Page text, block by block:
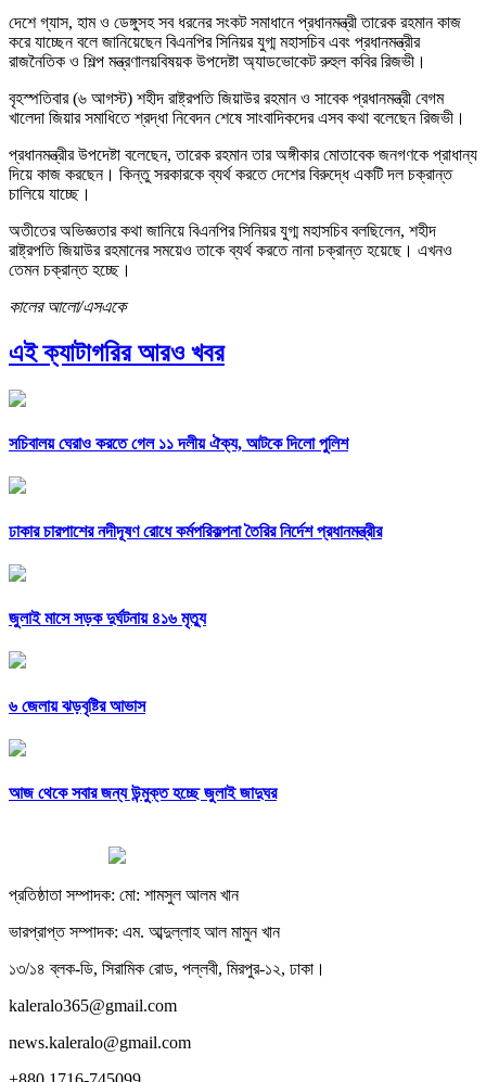
দেশে গ্যাস, হাম ও ডেঙ্গুসহ সব ধরনের সংকট সমাধানে প্রধানমন্ত্রী তারেক রহমান কাজ
করে যাচ্ছেন বলে জানিয়েছেন বিএনপির সিনিয়র যুগ্ম মহাসচিব এবং প্রধানমন্ত্রীর
রাজনৈতিক ও শিল্প মন্ত্রণালয়বিষয়ক উপদেষ্টা অ্যাডভোকেট রুহুল কবির রিজভী।
বৃহস্পতিবার (৬ আগস্ট) শহীদ রাষ্ট্রপতি জিয়াউর রহমান ও সাবেক প্রধানমন্ত্রী বেগম
খালেদা জিয়ার সমাধিতে শ্রদ্ধা নিবেদন শেষে সাংবাদিকদের এসব কথা বলেছেন রিজভী।
প্রধানমন্ত্রীর উপদেষ্টা বলেছেন, তারেক রহমান তার অঙ্গীকার মোতাবেক জনগণকে প্রাধান্য
দিয়ে কাজ করছেন। কিন্তু সরকারকে ব্যর্থ করতে দেশের বিরুদ্ধে একটি দল চক্রান্ত
চালিয়ে যাচ্ছে।
অতীতের অভিজ্ঞতার কথা জানিয়ে বিএনপির সিনিয়র যুগ্ম মহাসচিব বলছিলেন, শহীদ
রাষ্ট্রপতি জিয়াউর রহমানের সময়েও তাকে ব্যর্থ করতে নানা চক্রান্ত হয়েছে। এখনও
তেমন চক্রান্ত হচ্ছে।
কালের আলো/এসএকে
এই ক্যাটাগরির আরও খবর
সচিবালয় ঘেরাও করতে গেল ১১ দলীয় ঐক্য, আটকে দিলো পুলিশ
ঢাকার চারপাশের নদীদূষণ রোধে কর্মপরিকল্পনা তৈরির নির্দেশ প্রধানমন্ত্রীর
জুলাই মাসে সড়ক দুর্ঘটনায় ৪১৬ মৃত্যু
৬ জেলায় ঝড়বৃষ্টির আভাস
আজ থেকে সবার জন্য উন্মুক্ত হচ্ছে জুলাই জাদুঘর
প্রতিষ্ঠাতা সম্পাদক: মো: শামসুল আলম খান
ভারপ্রাপ্ত সম্পাদক: এম. আব্দুল্লাহ আল মামুন খান
১৩/১৪ ব্লক-ডি, সিরামিক রোড, পল্লবী, মিরপুর-১২, ঢাকা।
kaleralo365@gmail.com
news.kaleralo@gmail.com